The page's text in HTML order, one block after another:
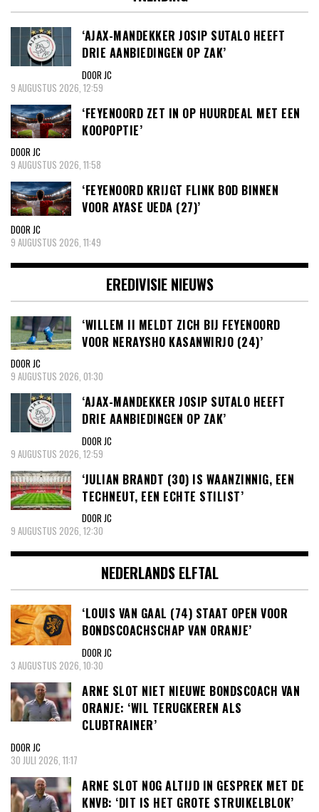
‘AJAX-MANDEKKER JOSIP SUTALO HEEFT
DRIE AANBIEDINGEN OP ZAK’
DOOR JC
9 AUGUSTUS 2026, 12:59
‘FEYENOORD ZET IN OP HUURDEAL MET EEN
KOOPOPTIE’
DOOR JC
9 AUGUSTUS 2026, 11:58
‘FEYENOORD KRIJGT FLINK BOD BINNEN
VOOR AYASE UEDA (27)’
DOOR JC
9 AUGUSTUS 2026, 11:49
EREDIVISIE NIEUWS
‘WILLEM II MELDT ZICH BIJ FEYENOORD
VOOR NERAYSHO KASANWIRJO (24)’
DOOR JC
9 AUGUSTUS 2026, 01:30
‘AJAX-MANDEKKER JOSIP SUTALO HEEFT
DRIE AANBIEDINGEN OP ZAK’
DOOR JC
9 AUGUSTUS 2026, 12:59
‘JULIAN BRANDT (30) IS WAANZINNIG, EEN
TECHNEUT, EEN ECHTE STILIST’
DOOR JC
9 AUGUSTUS 2026, 12:30
NEDERLANDS ELFTAL
‘LOUIS VAN GAAL (74) STAAT OPEN VOOR
BONDSCOACHSCHAP VAN ORANJE’
DOOR JC
3 AUGUSTUS 2026, 10:30
ARNE SLOT NIET NIEUWE BONDSCOACH VAN
ORANJE: ‘WIL TERUGKEREN ALS
CLUBTRAINER’
DOOR JC
30 JULI 2026, 11:17
ARNE SLOT NOG ALTIJD IN GESPREK MET DE
KNVB: ‘DIT IS HET GROTE STRUIKELBLOK’